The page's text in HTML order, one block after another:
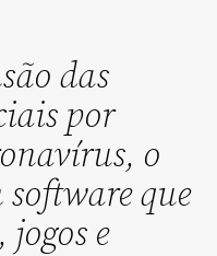
das
por
o
que
e